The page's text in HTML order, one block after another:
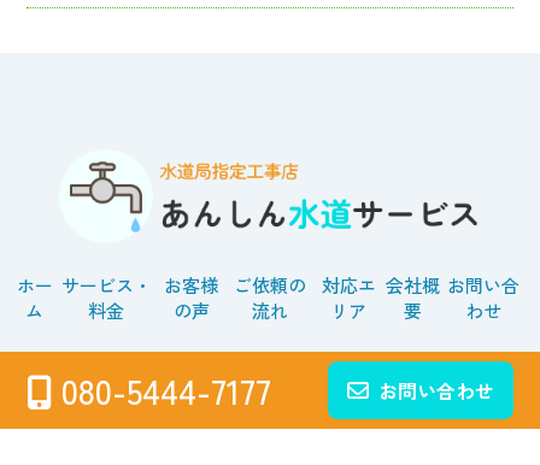
ホー
ム
サービス・
料金
お客様
の声
ご依頼の
流れ
対応エ
リア
会社概
要
お問い合
わせ
さいたま市（西区・北区・大宮区・見沼区・中央区・桜
区・浦和区 ・南区・緑区・岩槻区）
080-5444-7177 お問い合わせ